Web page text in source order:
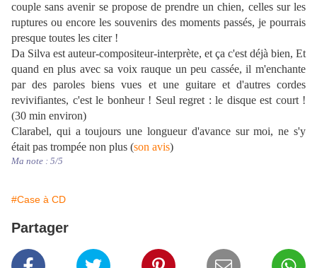
couple sans avenir se propose de prendre un chien, celles sur les
ruptures ou encore les souvenirs des moments passés, je pourrais
presque toutes les citer !
Da Silva est auteur-compositeur-interprète, et ça c'est déjà bien, Et
quand en plus avec sa voix rauque un peu cassée, il m'enchante
par des paroles biens vues et une guitare et d'autres cordes
revivifiantes, c'est le bonheur ! Seul regret : le disque est court !
(30 min environ)
Clarabel, qui a toujours une longueur d'avance sur moi, ne s'y
était pas trompée non plus (son avis)
Ma note : 5/5
#Case à CD
Partager